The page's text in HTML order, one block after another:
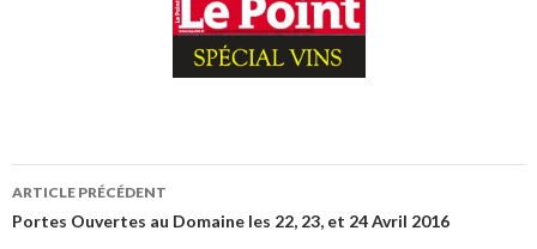
Navigation
ARTICLE PRÉCÉDENT
Portes Ouvertes au Domaine les 22, 23, et 24 Avril 2016